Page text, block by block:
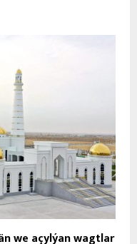
we açylýan wagtlar